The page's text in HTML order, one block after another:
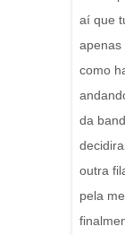
aí que
apenas
como
da
outra
pela